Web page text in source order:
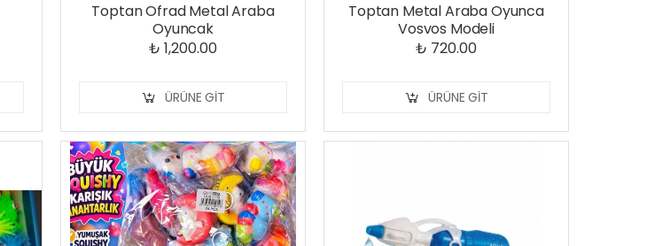
Toptan Ofrad Metal Araba
Oyuncak
₺ 1,200.00
ÜRÜNE GIT
Toptan Metal Araba Oyunca
Vosvos Modeli
₺ 720.00
ÜRÜNE GIT